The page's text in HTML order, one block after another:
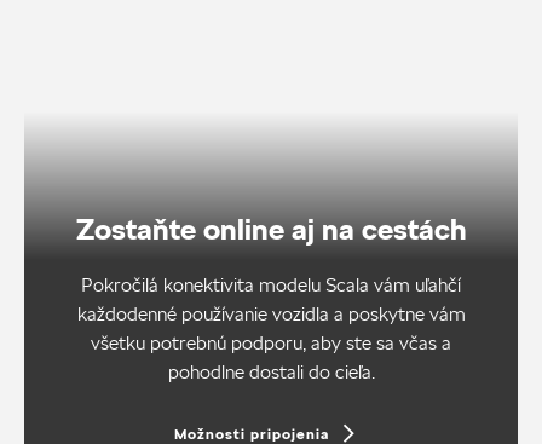
Zostaňte online aj na cestách
Pokročilá konektivita modelu Scala vám uľahčí
každodenné používanie vozidla a poskytne vám
všetku potrebnú podporu, aby ste sa včas a
pohodlne dostali do cieľa.
Možnosti pripojenia